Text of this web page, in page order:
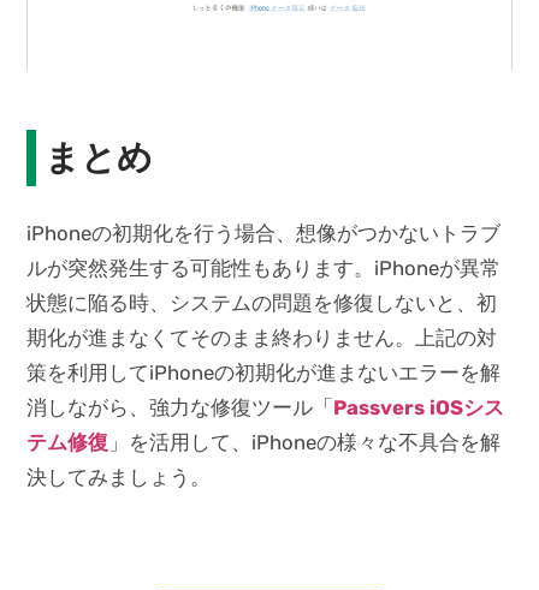
まとめ
iPhoneの初期化を行う場合、想像がつかないトラブ
ルが突然発生する可能性もあります。iPhoneが異常
状態に陥る時、システムの問題を修復しないと、初
期化が進まなくてそのまま終わりません。上記の対
策を利用してiPhoneの初期化が進まないエラーを解
消しながら、強力な修復ツール「 Passvers iOSシス
テム修復 」を活用して、iPhoneの様々な不具合を解
決してみましょう。